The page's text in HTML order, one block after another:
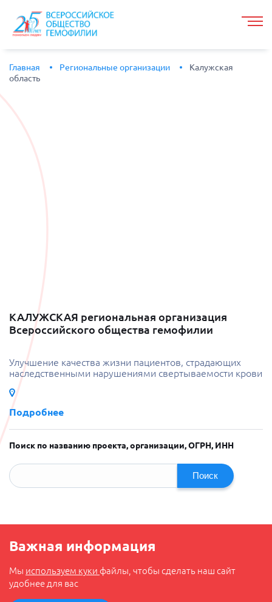
Главная Региональные организации
Калужская
область
КАЛУЖСКАЯ региональная организация
Всероссийского общества гемофилии
Улучшение качества жизни пациентов, страдающих
наследственными нарушениями свертываемости крови
Подробнее
Поиск по названию проекта, организации, ОГРН, ИНН
Поиск
Важная информация
Мы используем куки файлы, чтобы сделать наш сайт
удобнее для вас